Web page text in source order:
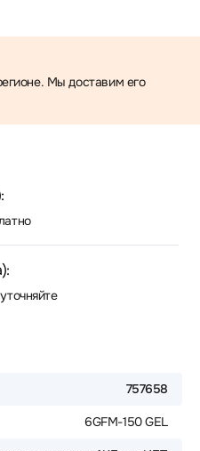
Мы доставим его
757658
6GFM-150 GEL